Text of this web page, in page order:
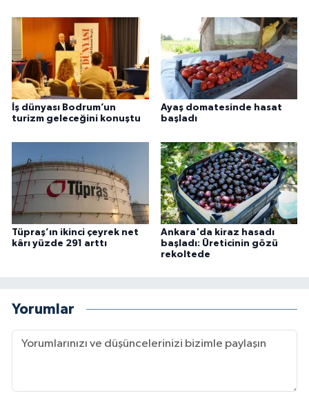
İş dünyası Bodrum’un
turizm geleceğini konuştu
Ayaş domatesinde hasat
başladı
Tüpraş’ın ikinci çeyrek net
kârı yüzde 291 arttı
Ankara'da kiraz hasadı
başladı: Üreticinin gözü
rekoltede
Yorumlar